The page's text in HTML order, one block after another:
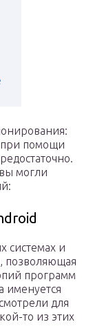
при помощи
могли
системах и
позволяющая
программ
именуется
для
то из этих